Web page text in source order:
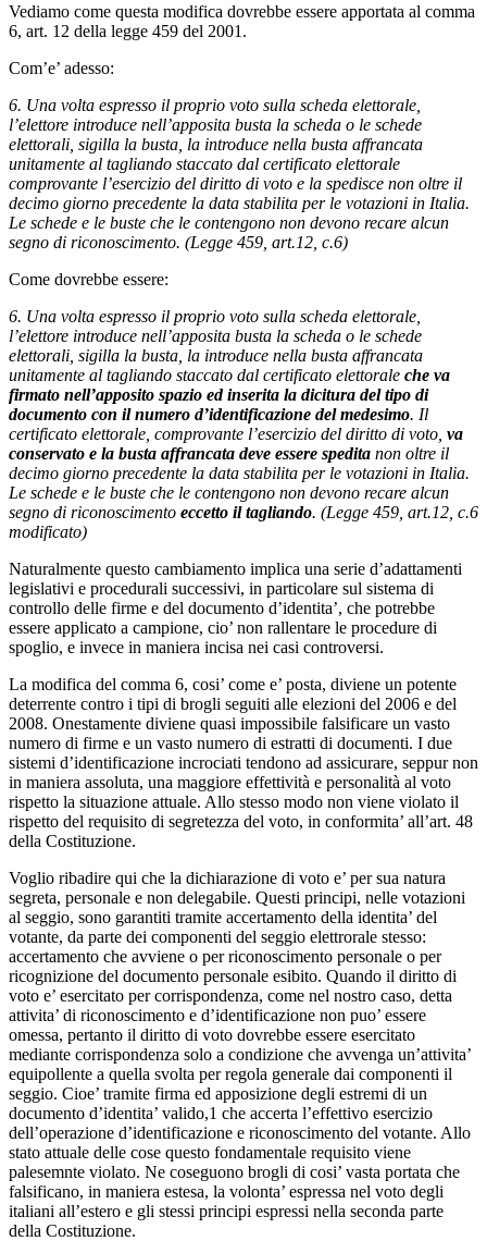
Vediamo come questa modifica dovrebbe essere apportata al comma
6, art. 12 della legge 459 del 2001.
Com’e’ adesso:
6. Una volta espresso il proprio voto sulla scheda elettorale,
l’elettore introduce nell’apposita busta la scheda o le schede
elettorali, sigilla la busta, la introduce nella busta affrancata
unitamente al tagliando staccato dal certificato elettorale
comprovante l’esercizio del diritto di voto e la spedisce non oltre il
decimo giorno precedente la data stabilita per le votazioni in Italia.
Le schede e le buste che le contengono non devono recare alcun
segno di riconoscimento. (Legge 459, art.12, c.6)
Come dovrebbe essere:
6. Una volta espresso il proprio voto sulla scheda elettorale,
l’elettore introduce nell’apposita busta la scheda o le schede
elettorali, sigilla la busta, la introduce nella busta affrancata
unitamente al tagliando staccato dal certificato elettorale che va
firmato nell’apposito spazio ed inserita la dicitura del tipo di
documento con il numero d’identificazione del medesimo. Il
certificato elettorale, comprovante l’esercizio del diritto di voto, va
conservato e la busta affrancata deve essere spedita non oltre il
decimo giorno precedente la data stabilita per le votazioni in Italia.
Le schede e le buste che le contengono non devono recare alcun
segno di riconoscimento eccetto il tagliando. (Legge 459, art.12, c.6
modificato)
Naturalmente questo cambiamento implica una serie d’adattamenti
legislativi e procedurali successivi, in particolare sul sistema di
controllo delle firme e del documento d’identita’, che potrebbe
essere applicato a campione, cio’ non rallentare le procedure di
spoglio, e invece in maniera incisa nei casi controversi.
La modifica del comma 6, cosi’ come e’ posta, diviene un potente
deterrente contro i tipi di brogli seguiti alle elezioni del 2006 e del
2008. Onestamente diviene quasi impossibile falsificare un vasto
numero di firme e un vasto numero di estratti di documenti. I due
sistemi d’identificazione incrociati tendono ad assicurare, seppur non
in maniera assoluta, una maggiore effettività e personalità al voto
rispetto la situazione attuale. Allo stesso modo non viene violato il
rispetto del requisito di segretezza del voto, in conformita’ all’art. 48
della Costituzione.
Voglio ribadire qui che la dichiarazione di voto e’ per sua natura
segreta, personale e non delegabile. Questi principi, nelle votazioni
al seggio, sono garantiti tramite accertamento della identita’ del
votante, da parte dei componenti del seggio elettrorale stesso:
accertamento che avviene o per riconoscimento personale o per
ricognizione del documento personale esibito. Quando il diritto di
voto e’ esercitato per corrispondenza, come nel nostro caso, detta
attivita’ di riconoscimento e d’identificazione non puo’ essere
omessa, pertanto il diritto di voto dovrebbe essere esercitato
mediante corrispondenza solo a condizione che avvenga un’attivita’
equipollente a quella svolta per regola generale dai componenti il
seggio. Cioe’ tramite firma ed apposizione degli estremi di un
documento d’identita’ valido,1 che accerta l’effettivo esercizio
dell’operazione d’identificazione e riconoscimento del votante. Allo
stato attuale delle cose questo fondamentale requisito viene
palesemnte violato. Ne coseguono brogli di cosi’ vasta portata che
falsificano, in maniera estesa, la volonta’ espressa nel voto degli
italiani all’estero e gli stessi principi espressi nella seconda parte
della Costituzione.